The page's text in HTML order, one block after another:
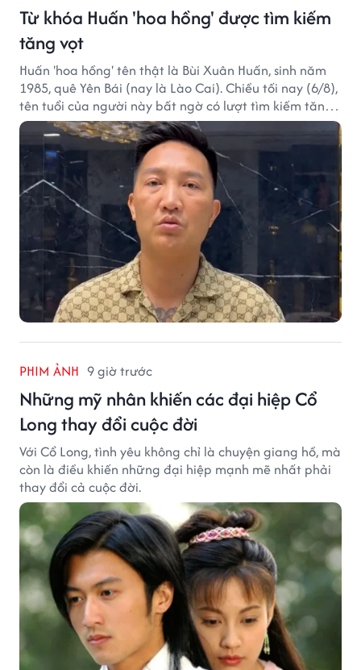
Từ khóa Huấn 'hoa hồng' được tìm kiếm
tăng vọt
Huấn 'hoa hồng' tên thật là Bùi Xuân Huấn, sinh năm
1985, quê Yên Bái (nay là Lào Cai). Chiều tối nay (6/8),
tên tuổi của người này bất ngờ có lượt tìm kiếm tăng
vọt.
PHIM ẢNH 9 giờ trước
Những mỹ nhân khiến các đại hiệp Cổ
Long thay đổi cuộc đời
Với Cổ Long, tình yêu không chỉ là chuyện giang hồ, mà
còn là điều khiến những đại hiệp mạnh mẽ nhất phải
thay đổi cả cuộc đời.